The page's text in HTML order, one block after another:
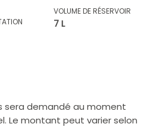
VOLUME DE RÉSERVOIR
7 L
sera demandé au moment
Le montant peut varier selon